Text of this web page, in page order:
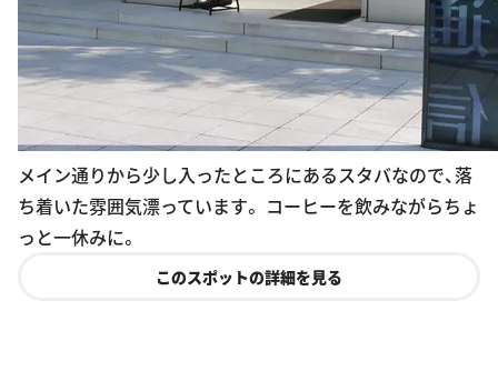
メイン通りから少し入ったところにあるスタバなので、落
ち着いた雰囲気漂っています。 コーヒーを飲みながらちょ
っと一休みに。
このスポットの詳細を見る